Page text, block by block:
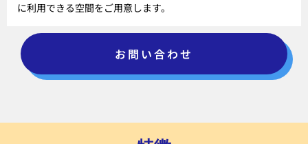
に利用できる空間をご用意します。
お問い合わせ